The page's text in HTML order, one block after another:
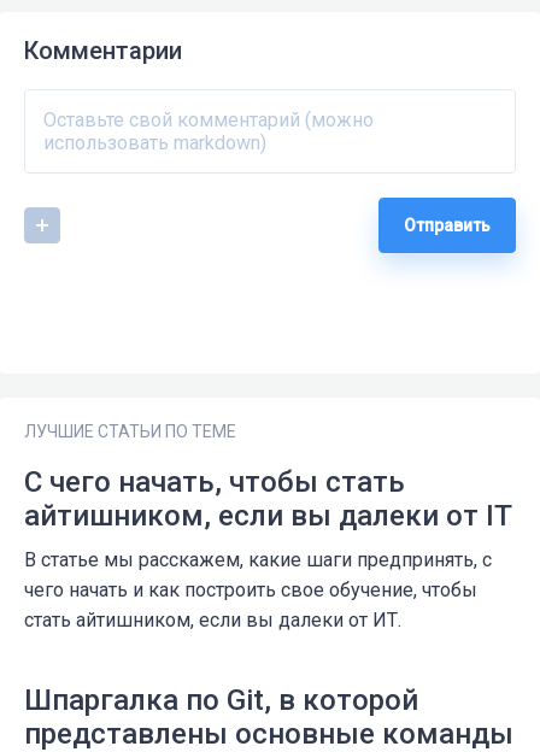
Комментарии
Отправить
ЛУЧШИЕ СТАТЬИ ПО ТЕМЕ
С чего начать, чтобы стать
айтишником, если вы далеки от IT
В статье мы расскажем, какие шаги предпринять, с
чего начать и как построить свое обучение, чтобы
стать айтишником, если вы далеки от ИТ.
Шпаргалка по Git, в которой
представлены основные команды